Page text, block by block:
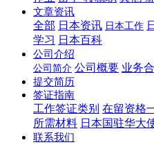
文章资讯
全部 日本资讯 日本工作
学习 日本百科
公司介绍
公司简介 公司概要 业务
提交简历
签证指南
工作签证类别 在留资格
所需材料 日本国驻华大
联系我们